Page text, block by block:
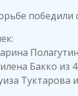
победили
Бакко из
Туктарова